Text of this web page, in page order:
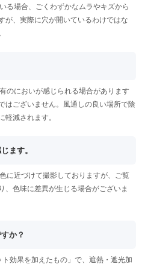
る場合、ごくわずかなムラやキズから
が、実際に穴が開いているわけではな
のにおいが感じられる場合があります
はございません。風通しの良い場所で陰
軽減されます。
ます。
に近づけて撮影しておりますが、ご覧
、色味に差異が生じる場合がございま
か？
効果を加えたもの」で、遮熱・遮光加